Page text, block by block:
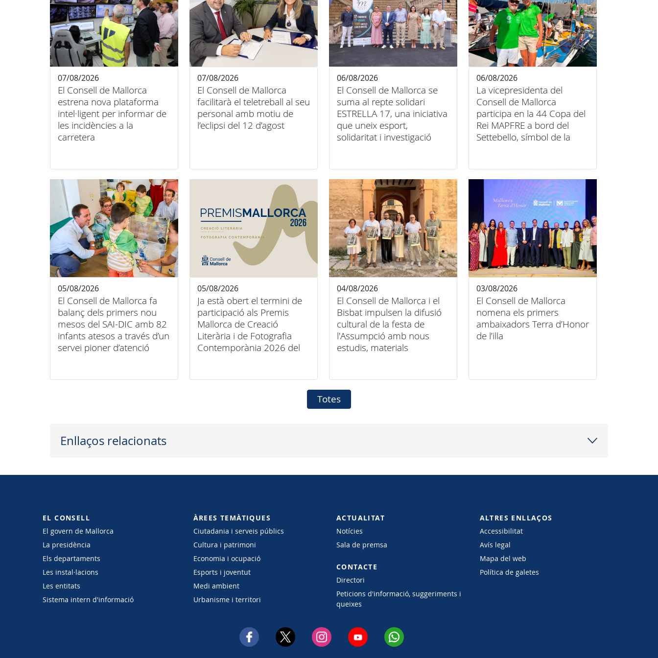
El Consell de Mallorca
estrena nova plataforma
intel·ligent per informar de
les incidències a la
carretera
07/08/2026
El Consell de Mallorca
facilitarà el teletreball al seu
personal amb motiu de
l’eclipsi del 12 d’agost
07/08/2026
El Consell de Mallorca se
suma al repte solidari
ESTRELLA 17, una iniciativa
que uneix esport,
solidaritat i investigació
06/08/2026
La vicepresidenta del
Consell de Mallorca
participa en la 44 Copa del
Rei MAPFRE a bord del
Settebello, símbol de la
06/08/2026
El Consell de Mallorca fa
balanç dels primers nou
mesos del SAI-DIC amb 82
infants atesos a través d’un
servei pioner d’atenció
05/08/2026
Ja està obert el termini de
participació als Premis
Mallorca de Creació
Literària i de Fotografia
Contemporània 2026 del
05/08/2026
El Consell de Mallorca i el
Bisbat impulsen la difusió
cultural de la festa de
l'Assumpció amb nous
estudis, materials
04/08/2026
El Consell de Mallorca
nomena els primers
ambaixadors Terra d’Honor
de l’illa
03/08/2026
Totes
Enllaços relacionats
EL CONSELL
El govern de Mallorca
La presidència
Els departaments
Les instal·lacions
Les entitats
Sistema intern d'informació
ÀREES TEMÀTIQUES
Ciutadania i serveis públics
Cultura i patrimoni
Economia i ocupació
Esports i joventut
Medi ambient
Urbanisme i territori
ACTUALITAT
Notícies
Sala de premsa
CONTACTE
Directori
Peticions d'informació, suggeriments i
queixes
ALTRES ENLLAÇOS
Accessibilitat
Avís legal
Mapa del web
Política de galetes